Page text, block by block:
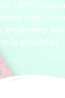
100%
de
anualmente
la actualidad.